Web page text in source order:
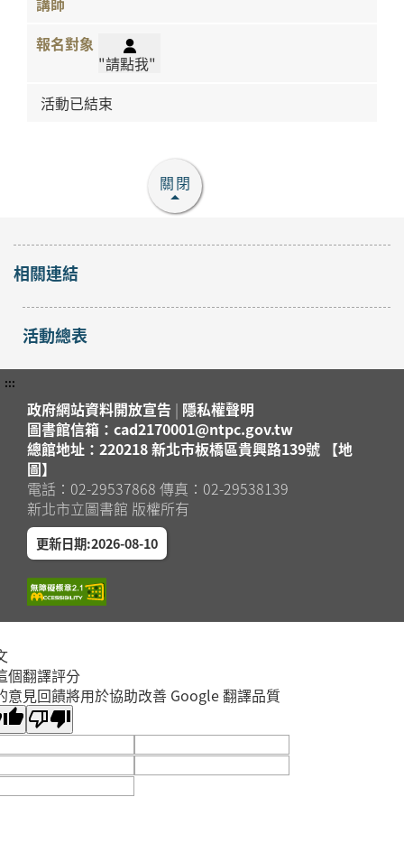
"請點我"
活動已結束
關閉
相關連結
活動總表
:::
政府網站資料開放宣告 | 隱私權聲明
圖書館信箱：cad2170001@ntpc.gov.tw
總館地址：220218 新北市板橋區貴興路139號 【地
圖】
電話：02-29537868 傳真：02-29538139
新北市立圖書館 版權所有
更新日期:2026-08-10
個翻譯評分
意見回饋將用於協助改善 Google 翻譯品質